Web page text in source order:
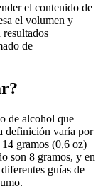
el contenido de
el volumen y
de
de alcohol que
definición varía por
gramos (0,6 oz)
son 8 gramos, y en
guías de